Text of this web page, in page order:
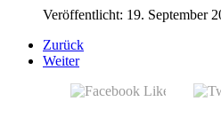
Veröffentlicht: 19. September
Zurück
Weiter